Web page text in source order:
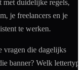
met duidelijke regels,
je freelancers en je
te werken.
vragen die dagelijks
banner? Welk